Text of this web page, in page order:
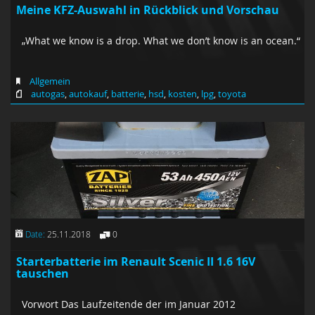
Meine KFZ-Auswahl in Rückblick und Vorschau
„What we know is a drop. What we don’t know is an ocean.“
Allgemein
autogas,autokauf, batterie, hsd, kosten, lpg,toyota
Date: 25.11.2018 0
Starterbatterie im Renault Scenic II 1.6 16V
tauschen
Vorwort Das Laufzeitende der im Januar 2012